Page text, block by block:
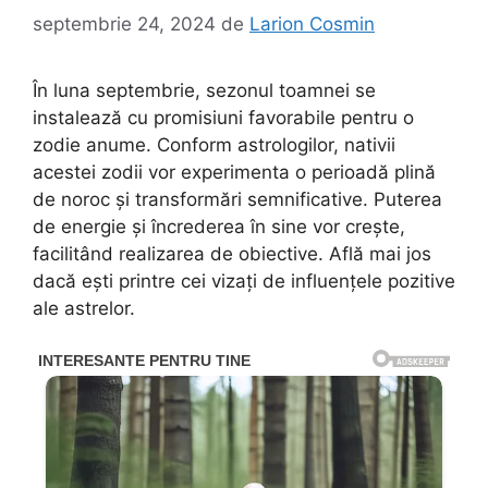
septembrie 24, 2024 de Larion Cosmin
În luna septembrie, sezonul toamnei se
instalează cu promisiuni favorabile pentru o
zodie anume. Conform astrologilor, nativii
acestei zodii vor experimenta o perioadă plină
de noroc și transformări semnificative. Puterea
de energie și încrederea în sine vor crește,
facilitând realizarea de obiective. Află mai jos
dacă ești printre cei vizați de influențele pozitive
ale astrelor.